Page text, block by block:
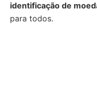
identificação de
para todos.